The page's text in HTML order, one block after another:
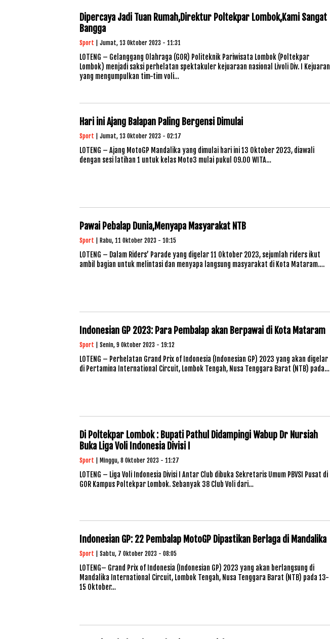
Dipercaya Jadi Tuan Rumah,Direktur Poltekpar Lombok,Kami Sangat
Bangga
Sport | Jumat, 13 Oktober 2023 - 11:31
LOTENG – Gelanggang Olahraga (GOR) Politeknik Pariwisata Lombok (Poltekpar
Lombok) menjadi saksi perhelatan spektakuler kejuaraan nasional Livoli Div. I Kejuaran
yang mengumpulkan tim-tim voli…
Hari ini Ajang Balapan Paling Bergensi Dimulai
Sport | Jumat, 13 Oktober 2023 - 02:17
LOTENG – Ajang MotoGP Mandalika yang dimulai hari ini 13 Oktober 2023, diawali
dengan sesi latihan 1 untuk kelas Moto3 mulai pukul 09.00 WITA…
Pawai Pebalap Dunia,Menyapa Masyarakat NTB
Sport | Rabu, 11 Oktober 2023 - 10:15
LOTENG – Dalam Riders’ Parade yang digelar 11 Oktober 2023, sejumlah riders ikut
ambil bagian untuk melintasi dan menyapa langsung masyarakat di Kota Mataram….
Indonesian GP 2023: Para Pembalap akan Berpawai di Kota Mataram
Sport | Senin, 9 Oktober 2023 - 19:12
LOTENG – Perhelatan Grand Prix of Indonesia (Indonesian GP) 2023 yang akan digelar
di Pertamina International Circuit, Lombok Tengah, Nusa Tenggara Barat (NTB) pada…
Di Poltekpar Lombok : Bupati Pathul Didampingi Wabup Dr Nursiah
Buka Liga Voli Indonesia Divisi I
Sport | Minggu, 8 Oktober 2023 - 11:27
LOTENG – Liga Voli Indonesia Divisi I Antar Club dibuka Sekretaris Umum PBVSI Pusat di
GOR Kampus Poltekpar Lombok. Sebanyak 38 Club Voli dari…
Indonesian GP: 22 Pembalap MotoGP Dipastikan Berlaga di Mandalika
Sport | Sabtu, 7 Oktober 2023 - 08:05
LOTENG– Grand Prix of Indonesia (Indonesian GP) 2023 yang akan berlangsung di
Mandalika International Circuit, Lombok Tengah, Nusa Tenggara Barat (NTB) pada 13-
15 Oktober…